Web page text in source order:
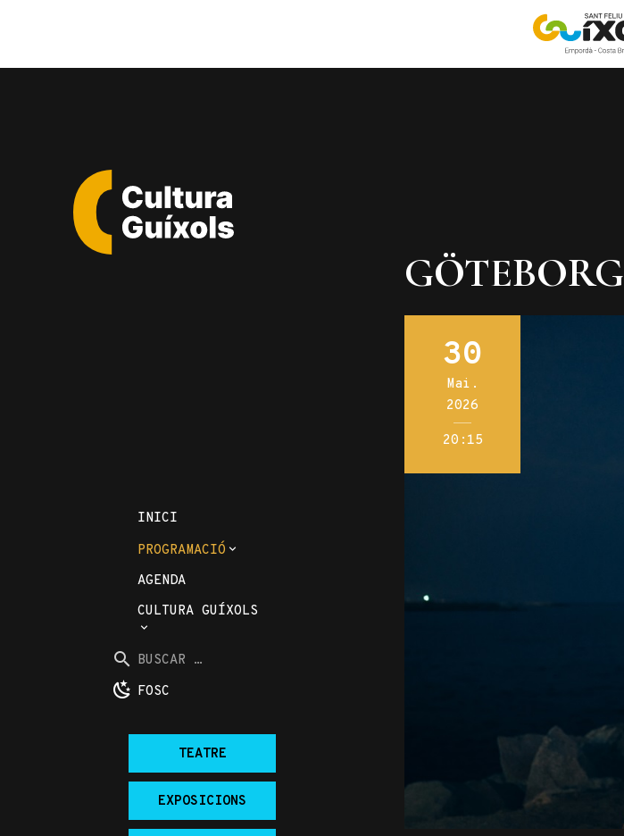
INICI
PROGRAMACIÓ
AGENDA
CULTURA GUÍXOLS
Buscar
per
web:
... FOSC
TEATRE
EXPOSICIONS
GÖTEBORG
30
Mai.
2026
20:15